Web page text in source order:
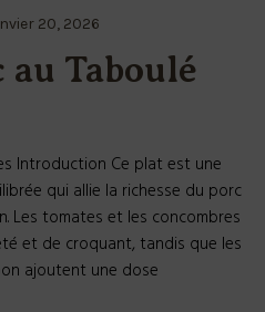
20, 2026
au Taboulé
Introduction Ce plat est une
qui allie la richesse du porc
Les tomates et les concombres
et de croquant, tandis que les
ajoutent une dose